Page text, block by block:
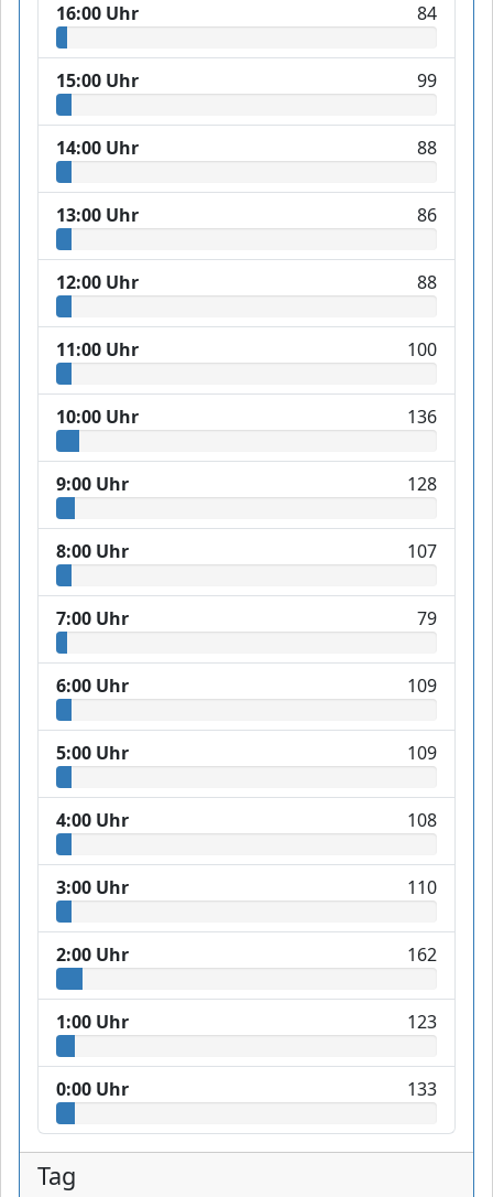
16:00 Uhr 84
15:00 Uhr 99
14:00 Uhr 88
13:00 Uhr 86
12:00 Uhr 88
11:00 Uhr 100
10:00 Uhr 136
9:00 Uhr 128
8:00 Uhr 107
7:00 Uhr 79
6:00 Uhr 109
5:00 Uhr 109
4:00 Uhr 108
3:00 Uhr 110
2:00 Uhr 162
1:00 Uhr 123
0:00 Uhr 133
Tag